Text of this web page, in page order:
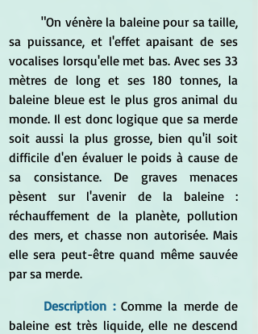
	"On vénère la baleine pour sa taille,
sa puissance, et l'effet apaisant de ses
vocalises lorsqu'elle met bas. Avec ses 33
mètres de long et ses 180 tonnes, la
baleine bleue est le plus gros animal du
monde. Il est donc logique que sa merde
soit aussi la plus grosse, bien qu'il soit
difficile d'en évaluer le poids à cause de
sa consistance. De graves menaces
pèsent sur l'avenir de la baleine :
réchauffement de la planète, pollution
des mers, et chasse non autorisée. Mais
elle sera peut-être quand même sauvée
par sa merde.
Description : Comme la merde de
baleine est très liquide, elle ne descend